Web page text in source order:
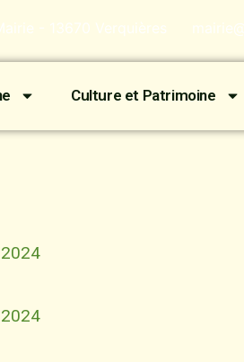
- 13670 Verquières
Culture et Patrimoine